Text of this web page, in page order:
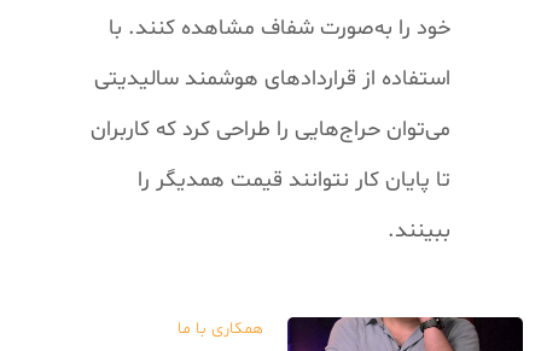
خود را به‌صورت شفاف مشاهده کنند. با
استفاده از قرارداد‌های هوشمند سالیدیتی
می‌توان حراج‌هایی را طراحی کرد که کاربران
تا پایان کار نتوانند قیمت همدیگر را
ببینند.
همکاری با ما